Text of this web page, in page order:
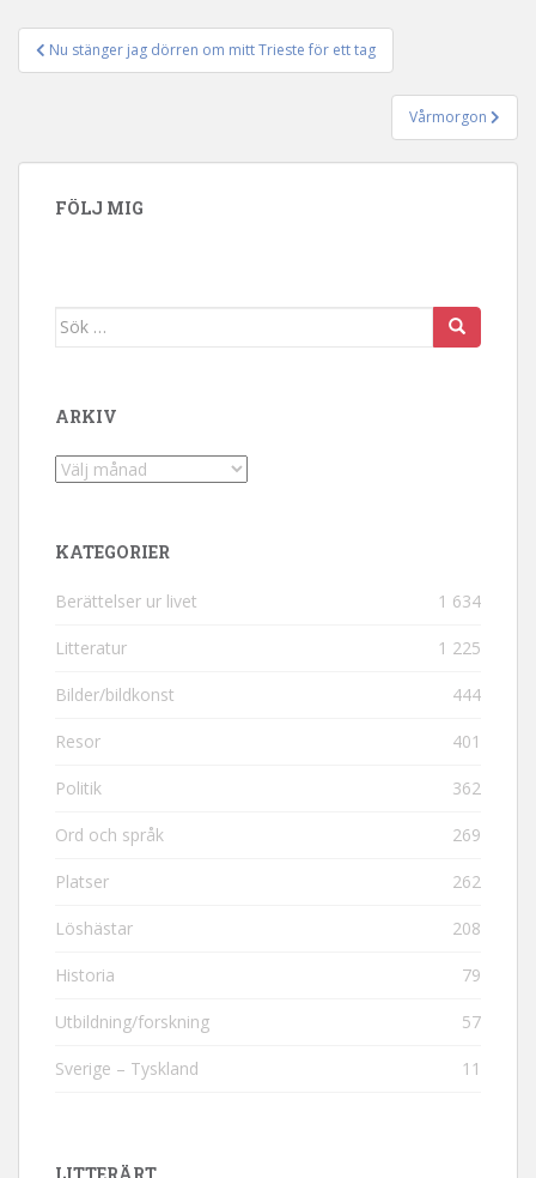
Inläggsnavigering
Nu stänger jag dörren om mitt Trieste för ett tag
Vårmorgon
FÖLJ MIG
Sök efter:
ARKIV
Arkiv
KATEGORIER
Berättelser ur livet 1 634
Litteratur 1 225
Bilder/bildkonst 444
Resor 401
Politik 362
Ord och språk 269
Platser 262
Löshästar 208
Historia 79
Utbildning/forskning 57
Sverige – Tyskland 11